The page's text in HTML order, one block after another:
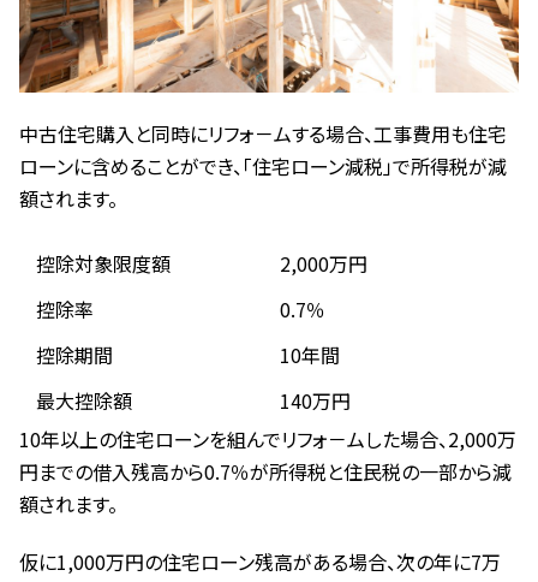
中古住宅購入と同時にリフォ－ムする場合、工事費用も住宅
ローンに含めることができ、「住宅ローン減税」で所得税が減
額されます。
控除対象限度額
2,000万円
控除率
0.7％
控除期間
10年間
最大控除額
140万円
10年以上の住宅ローンを組んでリフォ－ムした場合、2,000万
円までの借入残高から0.7％が所得税と住民税の一部から減
額されます。
仮に1,000万円の住宅ローン残高がある場合、次の年に7万